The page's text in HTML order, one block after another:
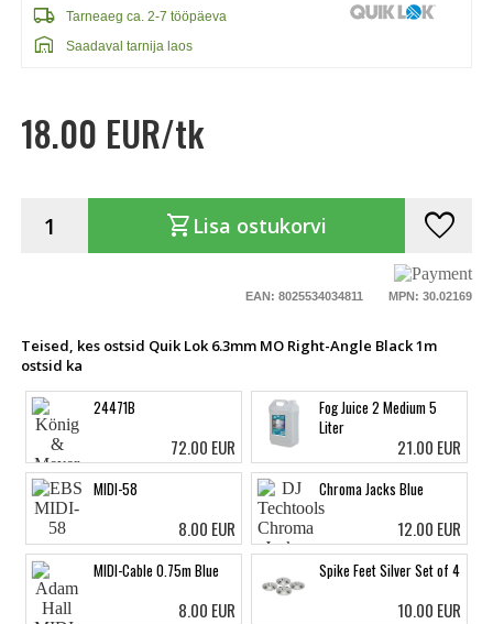
local_shipping Tarneaeg ca. 2-7 tööpäeva
warehouse Saadaval tarnija laos
18.00 EUR/tk
shopping_cart Lisa ostukorvi favorite
EAN: 8025534034811 MPN: 30.02169
Teised, kes ostsid Quik Lok 6.3mm MO Right-Angle Black 1m
ostsid ka
24471B
72.00 EUR
Fog Juice 2 Medium 5
Liter
21.00 EUR
MIDI-58
8.00 EUR
Chroma Jacks Blue
12.00 EUR
MIDI-Cable 0.75m Blue
8.00 EUR
Spike Feet Silver Set of 4
10.00 EUR